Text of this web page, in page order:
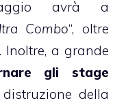
avrà a
Combo“, oltre
Inoltre, a grande
gli stage
della